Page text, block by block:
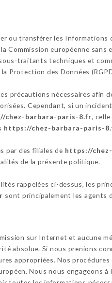
ou transférer les
Commission européenne
traitants techniques et
Protection des Données
précautions nécessaires
Cependant, si un
chez-barbara-paris-8.fr,
https://chez-barbara-paris-
par des filiales de https://
de la présente politique.
rappelées ci-dessus, les
sont principalement les agents
sur Internet et aucune
absolue. Si nous prenions
appropriées. Nos
Nous nous engageons